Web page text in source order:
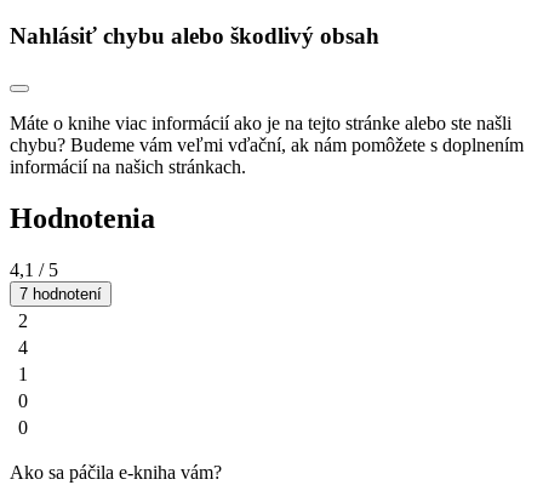
Nahlásiť chybu alebo škodlivý obsah
Máte o knihe viac informácií ako je na tejto stránke alebo ste našli
chybu? Budeme vám veľmi vďační, ak nám pomôžete s doplnením
informácií na našich stránkach.
Hodnotenia
4,1 / 5
7 hodnotení
2
4
1
0
0
Ako sa páčila e-kniha vám?